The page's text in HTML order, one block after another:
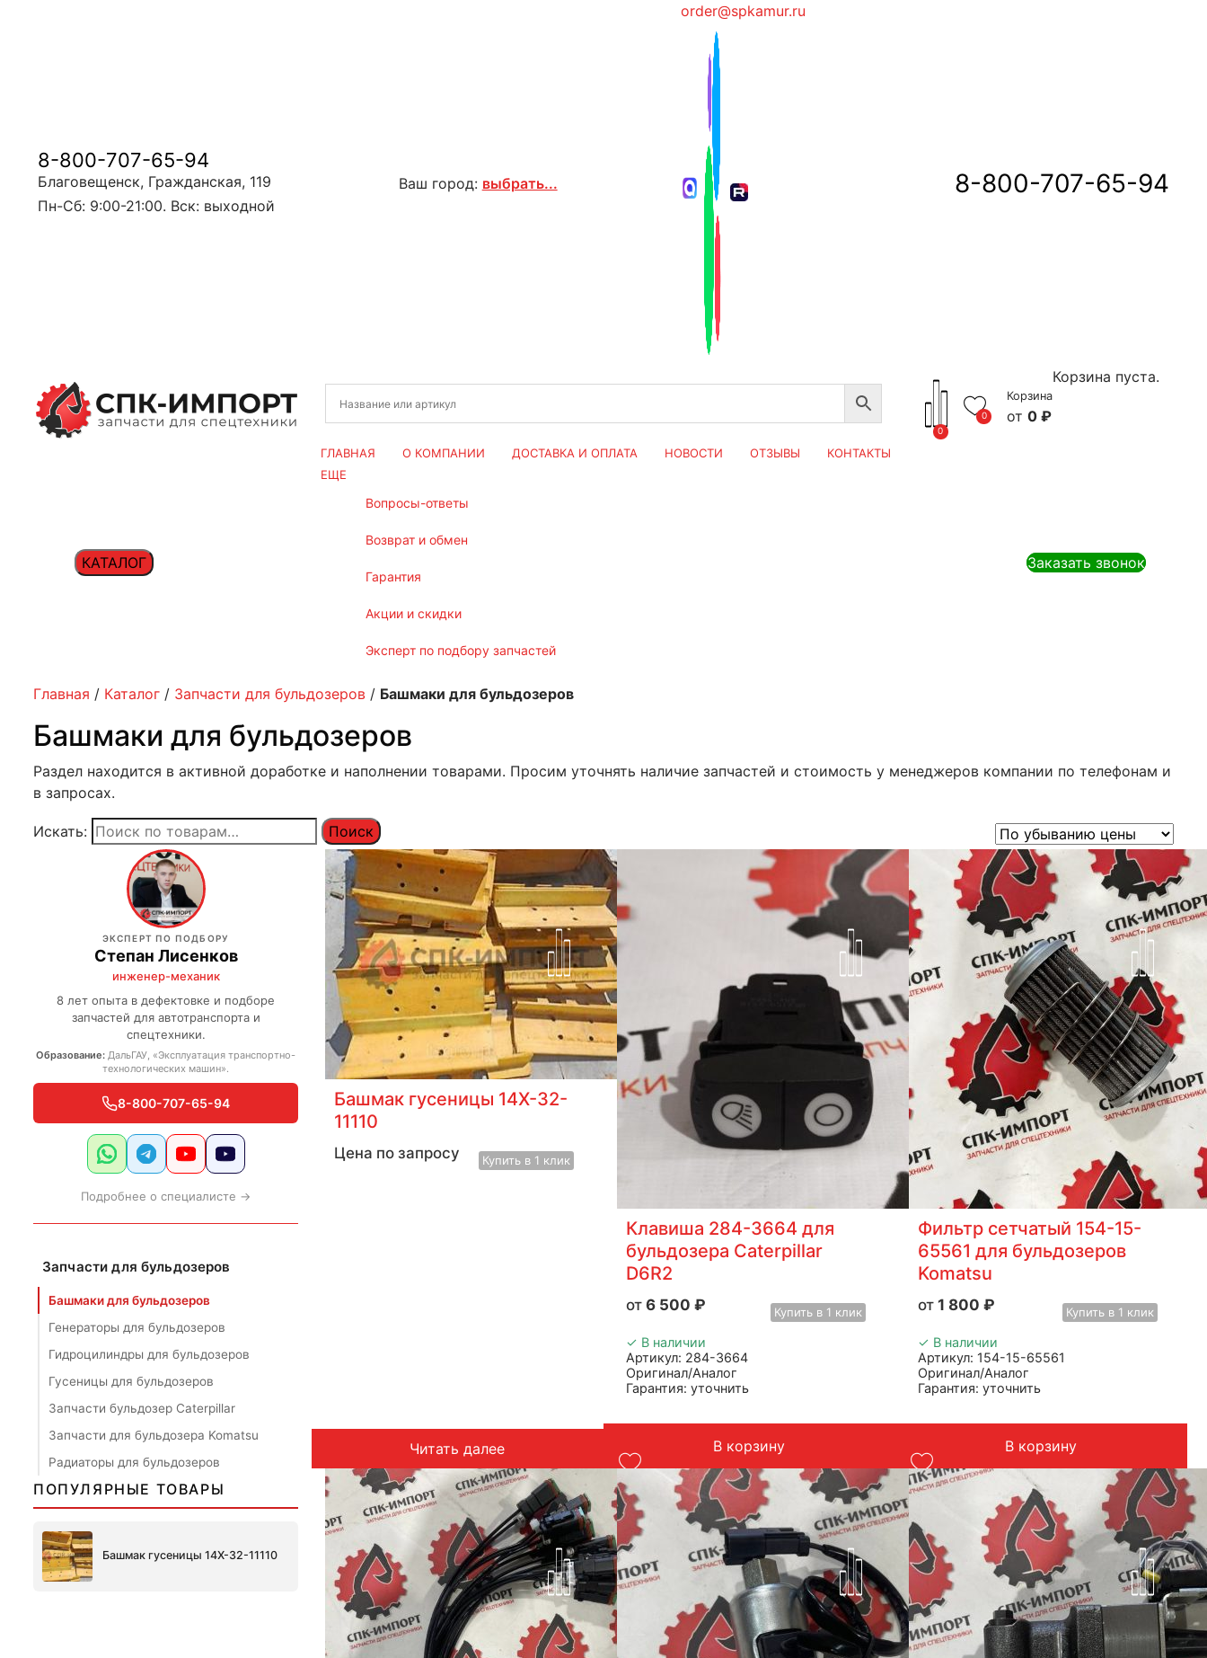
8-800-707-65-94
Благовещенск, Гражданская, 119
Пн-Сб: 9:00-21:00. Вск: выходной
Ваш город: выбрать...
order@spkamur.ru
8-800-707-65-94
0
0
Корзина
0 ₽
Корзина пуста.
КАТАЛОГ
ГЛАВНАЯ О КОМПАНИИ ДОСТАВКА И ОПЛАТА НОВОСТИ ОТЗЫВЫ
КОНТАКТЫ
ЕЩЕ
вопросы-ответы
возврат и обмен
гарантия
акции и скидки
эксперт по подбору запчастей
Заказать звонок
Главная / Каталог / Запчасти для бульдозеров / Башмаки для бульдозеров
Башмаки для бульдозеров
Раздел находится в активной доработке и наполнении товарами. Просим уточнять наличие запчастей и стоимость у менеджеров компании по телефонам и
в запросах.
Искать: Поиск
ЭКСПЕРТ ПО ПОДБОРУ
Степан Лисенков
инженер-механик
8 лет опыта в дефектовке и подборе
запчастей для автотранспорта и
спецтехники.
Образование: ДальГАУ, «Эксплуатация транспортно-
технологических машин».
8-800-707-65-94
Подробнее о специалисте →
Запчасти для бульдозеров
Башмаки для бульдозеров
Генераторы для бульдозеров
Гидроцилиндры для бульдозеров
Гусеницы для бульдозеров
Запчасти бульдозер Caterpillar
Запчасти для бульдозера Komatsu
Радиаторы для бульдозеров
ПОПУЛЯРНЫЕ ТОВАРЫ
Башмак гусеницы 14X-32-11110
Башмак гусеницы 14X-32-
11110
Цена по запросу Купить в 1 клик
Читать далее
Клавиша 284-3664 для
бульдозера Caterpillar
D6R2
6 500 ₽ Купить в 1 клик
✓ В наличии
Артикул: 284-3664
Оригинал/Аналог
Гарантия: уточнить
Вес: до 1 кг
В корзину
Фильтр сетчатый 154-15-
65561 для бульдозеров
Komatsu
1 800 ₽ Купить в 1 клик
✓ В наличии
Артикул: 154-15-65561
Оригинал/Аналог
Гарантия: уточнить
Вес: до 1 кг
В корзину